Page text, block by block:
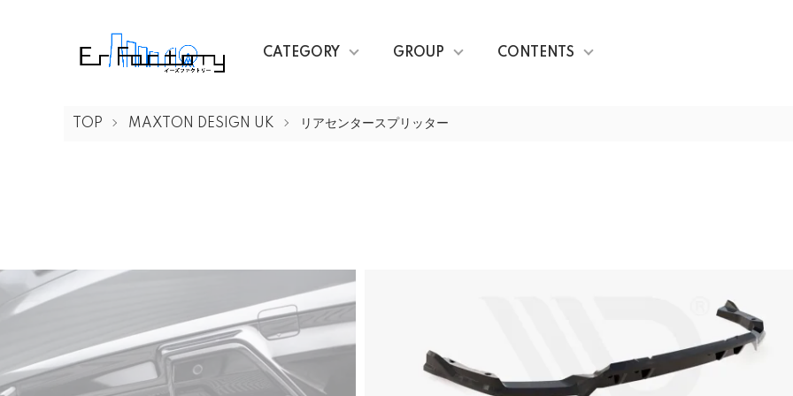
CATEGORY GROUP CONTENTS
TOP MAXTON DESIGN UK リアセンタースプリッター